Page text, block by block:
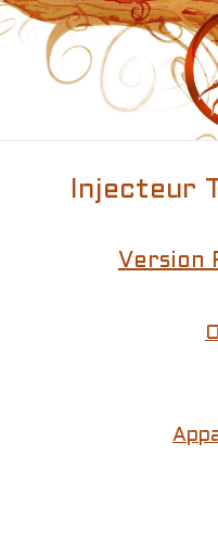
Skip
to
content
Injecteur
Version